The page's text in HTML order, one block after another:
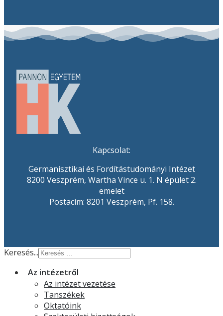
Kapcsolat:
Germanisztikai és Fordítástudományi Intézet
8200 Veszprém, Wartha Vince u. 1. N épület 2.
emelet
Postacím: 8201 Veszprém, Pf. 158.
Keresés...
Az intézetről
Az intézet vezetése
Tanszékek
Oktatóink